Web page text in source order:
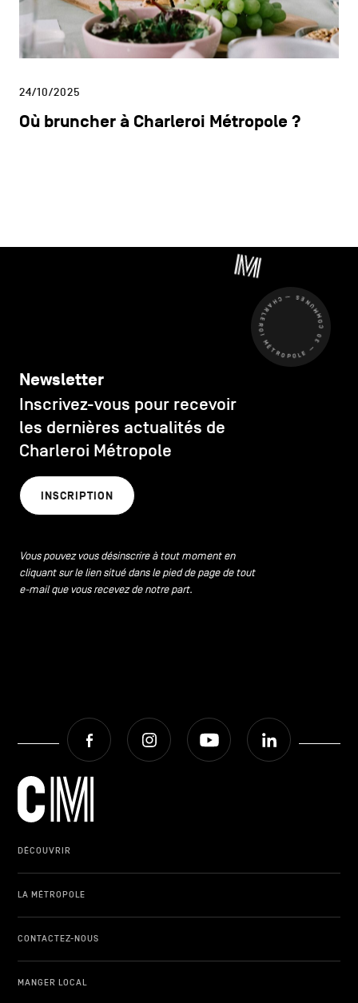
24/10/2025
Où bruncher à Charleroi Métropole ?
CHARLEROI MÉTROPOLE — 30 COMMUNES —
Newsletter
Inscrivez-vous pour recevoir
les dernières actualités de
Charleroi Métropole
INSCRIPTION
Vous pouvez vous désinscrire à tout moment en
cliquant sur le lien situé dans le pied de page de tout
e-mail que vous recevez de notre part.
Facebook Instagram Youtube
DÉCOUVRIR
LA MÉTROPOLE
CONTACTEZ-NOUS
MANGER LOCAL